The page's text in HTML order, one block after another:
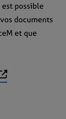
possible
documents
et que